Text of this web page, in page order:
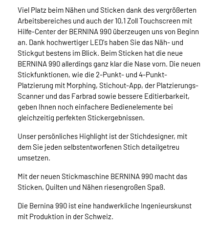
Viel Platz beim Nähen und Sticken dank des vergrößerten
Arbeitsbereiches und auch der 10,1 Zoll Touchscreen mit
Hilfe-Center der BERNINA 990 überzeugen uns von Beginn
an. Dank hochwertiger LED's haben Sie das Näh- und
Stickgut bestens im Blick. Beim Sticken hat die neue
BERNINA 990 allerdings ganz klar die Nase vorn. Die neuen
Stickfunktionen, wie die 2-Punkt- und 4-Punkt-
Platzierung mit Morphing, Stichout-App, der Platzierungs-
Scanner und das Farbrad sowie bessere Editierbarkeit,
geben Ihnen noch einfachere Bedienelemente bei
gleichzeitig perfekten Stickergebnissen.
Unser persönliches Highlight ist der Stichdesigner, mit
dem Sie jeden selbstentworfenen Stich detailgetreu
umsetzen.
Mit der neuen Stickmaschine BERNINA 990 macht das
Sticken, Quilten und Nähen riesengroßen Spaß.
Die Bernina 990 ist eine handwerkliche Ingenieurskunst
mit Produktion in der Schweiz.